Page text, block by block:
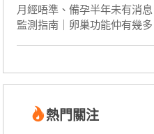
月經唔準、備孕半年未有消
監測指南｜卵巢功能仲有幾
熱門關注